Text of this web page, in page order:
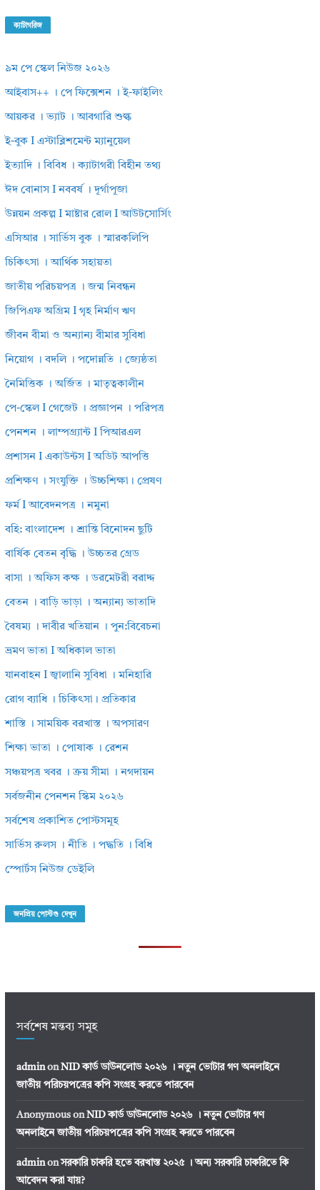
ক্যাটাগরিজ
৯ম পে স্কেল নিউজ ২০২৬
আইবাস++ । পে ফিক্সেশন । ই-ফাইলিং
আয়কর । ভ্যাট । আবগারি শুল্ক
ই-বুক I এস্টাব্লিশমেন্ট ম্যানুয়েল
ইত্যাদি । বিবিধ । ক্যাটাগরী বিহীন তথ্য
ঈদ বোনাস I নববর্ষ । দূর্গাপূজা
উন্নয়ন প্রকল্প I মাষ্টার রোল I আউটসোর্সিং
এসিআর । সার্ভিস বুক । স্মারকলিপি
চিকিৎসা । আর্থিক সহায়তা
জাতীয় পরিচয়পত্র । জন্ম নিবন্ধন
জিপিএফ অগ্রিম I গৃহ নির্মাণ ঋণ
জীবন বীমা ও অন্যান্য বীমার সুবিধা
নিয়োগ । বদলি । পদোন্নতি । জ্যেষ্ঠতা
নৈমিত্তিক । অর্জিত । মাতৃত্বকালীন
পে-স্কেল I গেজেট । প্রজ্ঞাপন । পরিপত্র
পেনশন । লাম্পগ্র্যান্ট I পিআরএল
প্রশাসন I একাউন্টস I অডিট আপত্তি
প্রশিক্ষণ । সংযুক্তি । উচ্চশিক্ষা। প্রেষণ
ফর্ম I আবেদনপত্র । নমুনা
বহি: বাংলাদেশ । শ্রান্তি বিনোদন ছুটি
বার্ষিক বেতন বৃদ্ধি । উচ্চতর গ্রেড
বাসা । অফিস কক্ষ । ডরমেটরী বরাদ্দ
বেতন । বাড়ি ভাড়া । অন্যান্য ভাতাদি
বৈষম্য । দাবীর খতিয়ান । পুন:বিবেচনা
ভ্রমণ ভাতা I অধিকাল ভাতা
যানবাহন I জ্বালানি সুবিধা । মনিহারি
রোগ ব্যাধি । চিকিৎসা। প্রতিকার
শাস্তি । সাময়িক বরখাস্ত । অপসারণ
শিক্ষা ভাতা । পোষাক । রেশন
সঞ্চয়পত্র খবর । ক্রয় সীমা । নগদায়ন
সর্বজনীন পেনশন স্কিম ২০২৬
সর্বশেষ প্রকাশিত পোস্টসমূহ
সার্ভিস রুলস । নীতি । পদ্ধতি । বিধি
স্পোর্টস নিউজ ডেইলি
জনপ্রিয় পোস্টগু দেখুন
সর্বশেষ মন্তব্য সমূহ
adminonNID কার্ড ডাউনলোড ২০২৬ । নতুন ভোটার গণ অনলাইনে
জাতীয় পরিচয়পত্রের কপি সংগ্রহ করতে পারবেন
AnonymousonNID কার্ড ডাউনলোড ২০২৬ । নতুন ভোটার গণ
অনলাইনে জাতীয় পরিচয়পত্রের কপি সংগ্রহ করতে পারবেন
adminonসরকারি চাকরি হতে বরখাস্ত ২০২৫ । অন্য সরকারি চাকরিতে কি
আবেদন করা যায়?